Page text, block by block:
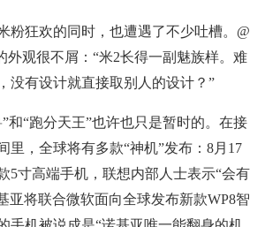
粉狂欢的同时，也遭遇了不少吐槽。@
外观很不屑：“米2长得一副魅族样。难
没有设计就直接取别人的设计？”
和“跑分天王”也许也只是暂时的。在接
里，全球将有多款“神机”发布：8月17
5寸高端手机，联想内部人士表示“会有
亚将联合微软面向全球发布新款WP8智